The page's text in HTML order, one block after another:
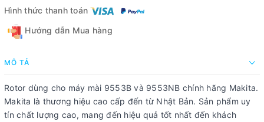
Hình thức thanh toán
Hướng dẫn Mua hàng
MÔ TẢ
Rotor dùng cho máy mài 9553B và 9553NB chính hãng Makita.
Makita là thương hiệu cao cấp đến từ Nhật Bản. Sản phẩm uy
tín chất lượng cao, mang đến hiệu quả tốt nhất đến khách